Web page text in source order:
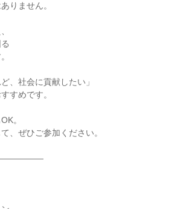
りません。
、社会に貢献したい」
すめです。
。
、ぜひご参加ください。